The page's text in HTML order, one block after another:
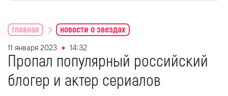
главная новости о звездах
11 января 2023 14:32
Пропал популярный российский
блогер и актер сериалов